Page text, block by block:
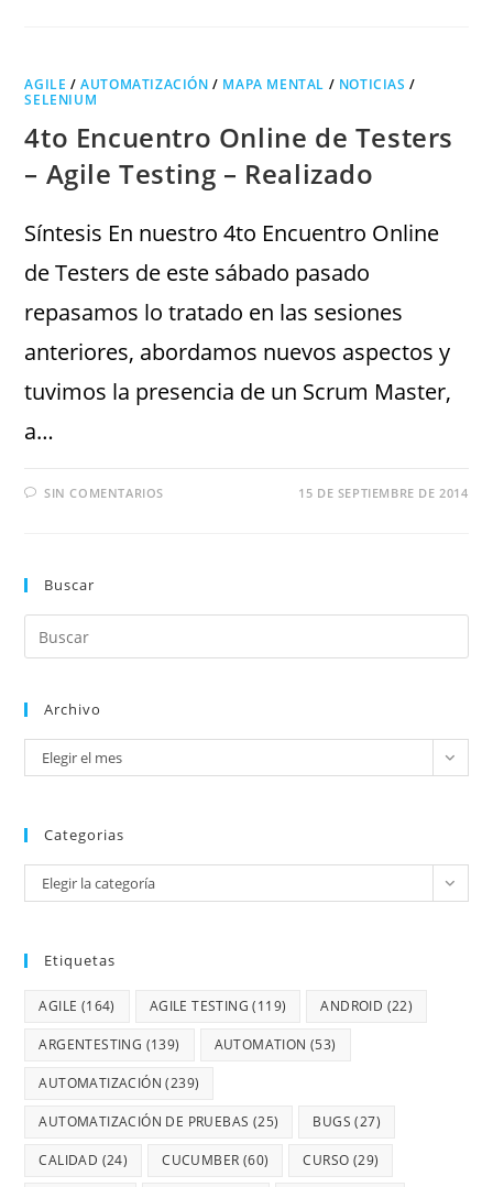
AGILE /AUTOMATIZACIÓN / MAPA MENTAL / NOTICIAS /
SELENIUM
4to Encuentro Online de Testers
– Agile Testing – Realizado
Síntesis En nuestro 4to Encuentro Online
de Testers de este sábado pasado
repasamos lo tratado en las sesiones
anteriores, abordamos nuevos aspectos y
tuvimos la presencia de un Scrum Master,
a…
SIN COMENTARIOS 15 DE SEPTIEMBRE DE 2014
Buscar
Archivo
Elegir el mes
Categorias
Elegir la categoría
Etiquetas
AGILE (164) AGILE TESTING (119) ANDROID (22)
ARGENTESTING (139) AUTOMATION (53)
AUTOMATIZACIÓN (239)
AUTOMATIZACIÓN DE PRUEBAS (25) BUGS (27)
CALIDAD (24) CUCUMBER (60) CURSO (29)